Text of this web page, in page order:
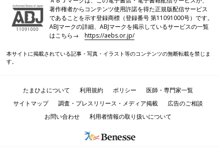
著作権者からコンテンツ使用許諾を得た正規版配信サービス
であることを示す登録商標（登録番号 第11091000号）です。
ABJマークの詳細、ABJマークを掲示しているサービスの一覧
はこちら→https://aebs.or.jp/
本サイトに掲載されている記事・写真・イラスト等のコンテンツの無断転載を禁じま
す。
たまひよについて 利用規約 ポリシー
医師・専門家一覧
サイトマップ
調査・プレスリリース・メディア掲載
広告のご相談
お問い合わせ
利用者情報の取り扱いについて